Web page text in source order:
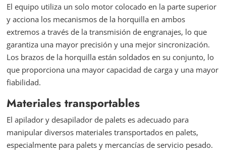
El equipo utiliza un solo motor colocado en la parte superior
y acciona los mecanismos de la horquilla en ambos
extremos a través de la transmisión de engranajes, lo que
garantiza una mayor precisión y una mejor sincronización.
Los brazos de la horquilla están soldados en su conjunto, lo
que proporciona una mayor capacidad de carga y una mayor
fiabilidad.
Materiales transportables
El apilador y desapilador de palets es adecuado para
manipular diversos materiales transportados en palets,
especialmente para palets y mercancías de servicio pesado.